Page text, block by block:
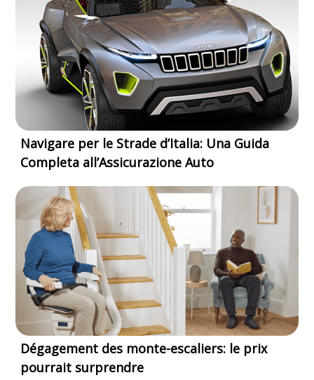
Navigare per le Strade d’Italia: Una Guida
Completa all’Assicurazione Auto
Dégagement des monte-escaliers: le prix
pourrait surprendre